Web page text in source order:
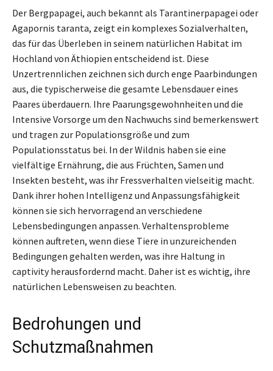
Der Bergpapagei, auch bekannt als Tarantinerpapagei oder
Agapornis taranta, zeigt ein komplexes Sozialverhalten,
das für das Überleben in seinem natürlichen Habitat im
Hochland von Äthiopien entscheidend ist. Diese
Unzertrennlichen zeichnen sich durch enge Paarbindungen
aus, die typischerweise die gesamte Lebensdauer eines
Paares überdauern. Ihre Paarungsgewohnheiten und die
Intensive Vorsorge um den Nachwuchs sind bemerkenswert
und tragen zur Populationsgröße und zum
Populationsstatus bei. In der Wildnis haben sie eine
vielfältige Ernährung, die aus Früchten, Samen und
Insekten besteht, was ihr Fressverhalten vielseitig macht.
Dank ihrer hohen Intelligenz und Anpassungsfähigkeit
können sie sich hervorragend an verschiedene
Lebensbedingungen anpassen. Verhaltensprobleme
können auftreten, wenn diese Tiere in unzureichenden
Bedingungen gehalten werden, was ihre Haltung in
captivity herausfordernd macht. Daher ist es wichtig, ihre
natürlichen Lebensweisen zu beachten.
Bedrohungen und
Schutzmaßnahmen